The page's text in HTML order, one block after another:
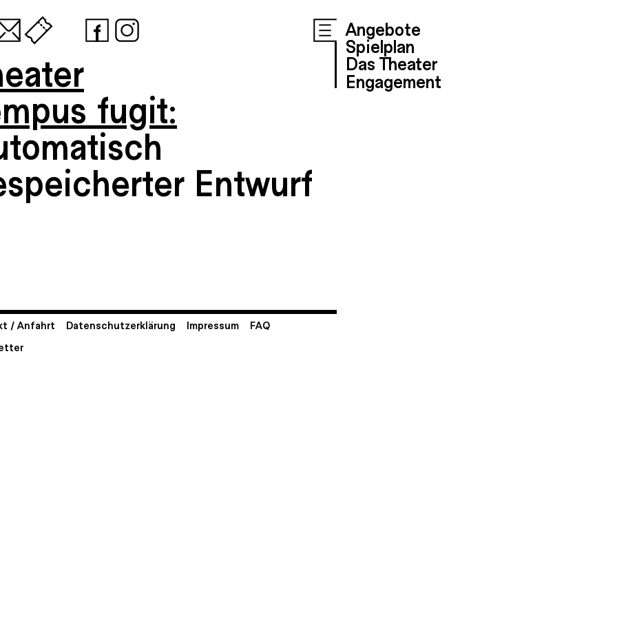
Angebote
Spielplan
Das Theater
Engagement
fugit:
Entwurf
/ Anfahrt Datenschutzerklärung Impressum
FAQ